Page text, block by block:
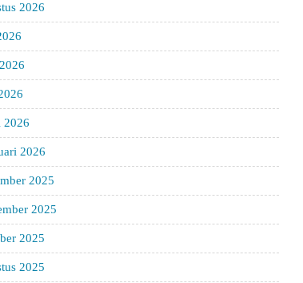
2026
2026
2026
2025
2025
2025
2025